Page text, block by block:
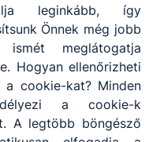
leginkább, így
Önnek még jobb
meglátogatja
Hogyan ellenőrizheti
cookie-kat? Minden
a cookie-k
A legtöbb böngésző